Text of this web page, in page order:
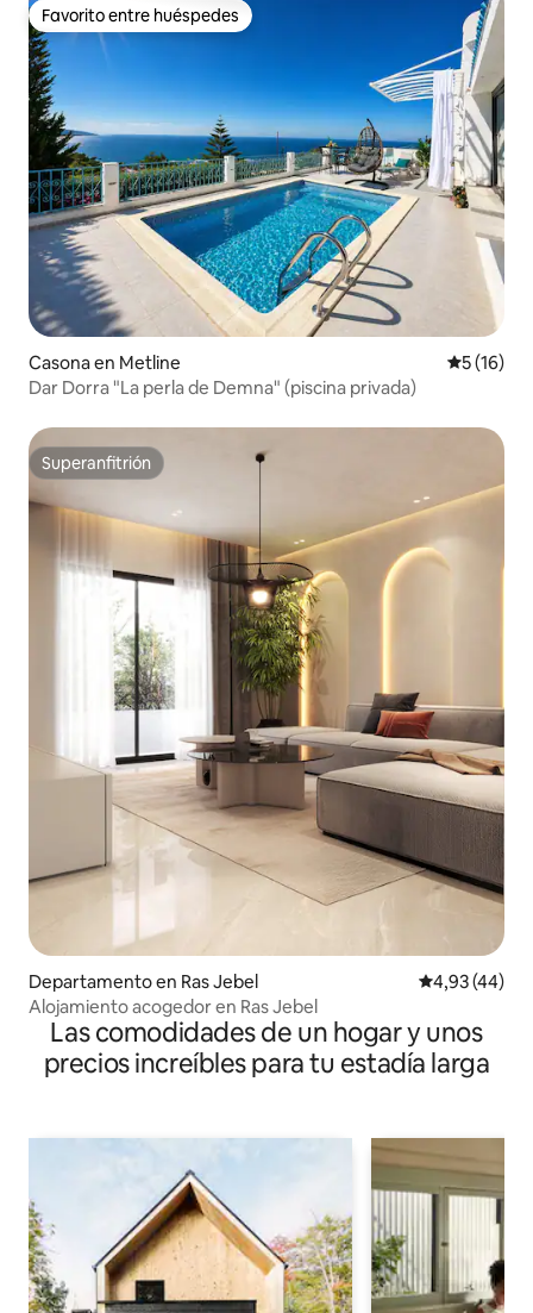
Favorito entre huéspedes
Favorito entre huéspedes
Casona en Metline
5 (16)
Dar Dorra "La perla de Demna" (piscina privada)
Superanfitrión
Superanfitrión
Departamento en Ras Jebel Calificación
4,93 (44)
Alojamiento acogedor en Ras Jebel
Las comodidades de un hogar y unos
precios increíbles para tu estadía larga